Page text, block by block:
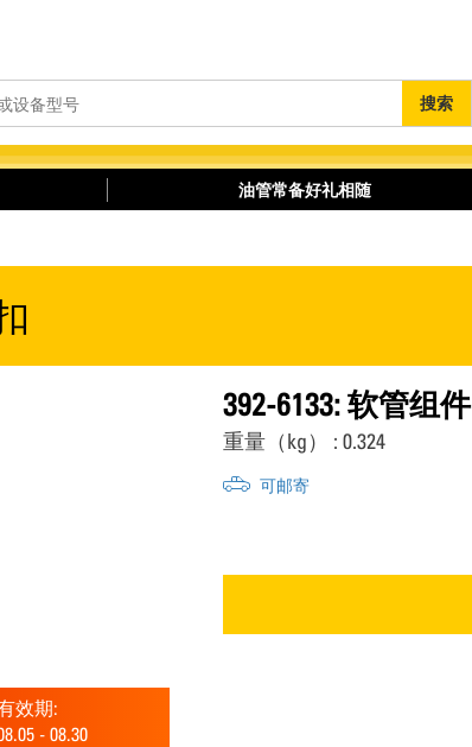
搜索
油管常备好礼相随
效期:
- 08.30
392-6133: 软管组件
重量（kg） : 0.324
可邮寄